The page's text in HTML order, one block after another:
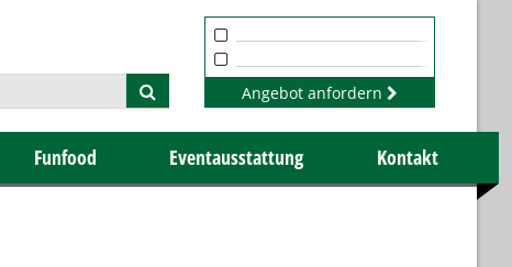
Angebot anfordern
Funfood Eventausstattung Kontakt